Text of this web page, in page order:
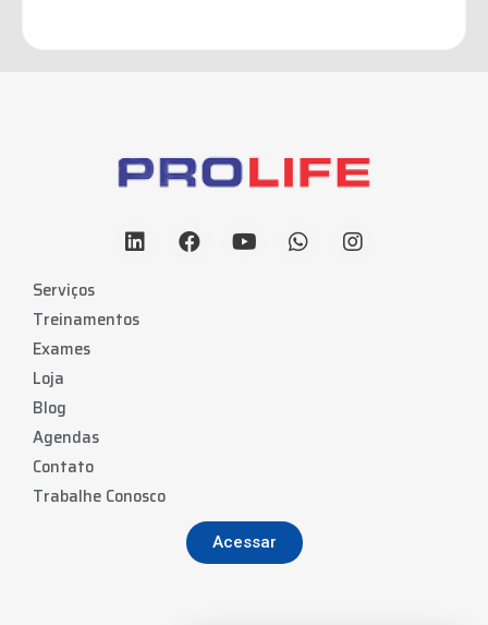
Serviços
Treinamentos
Exames
Loja
Blog
Agendas
Contato
Trabalhe Conosco
Acessar